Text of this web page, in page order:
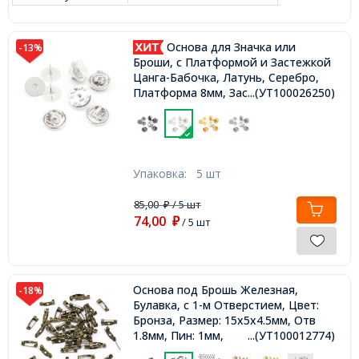
-13%
Основа для Значка или
Броши, с Платформой и Застежкой
Цанга-Бабочка, Латунь, Серебро,
Платформа 8мм, Застежки 11.5мм,
Отв. 1.2мм, Пин 1мм,
...(УТ100026250)
Упаковка: 5 шт
85,00₽/ 5 шт
74,00 ₽/ 5 шт
-18%
Основа под Брошь Железная,
Булавка, с 1-м Отверстием, Цвет:
Бронза, Размер: 15х5х4.5мм, Отв
1.8мм, Пин: 1мм,
...(УТ100012774)